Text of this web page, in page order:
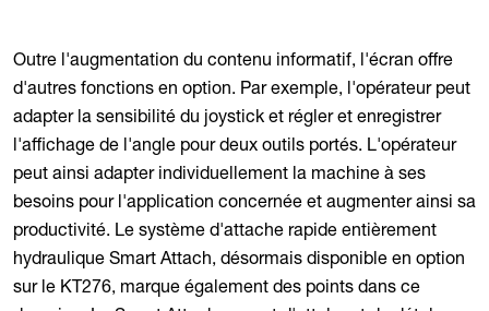
Outre l'augmentation du contenu informatif, l'écran offre
d'autres fonctions en option. Par exemple, l'opérateur peut
adapter la sensibilité du joystick et régler et enregistrer
l'affichage de l'angle pour deux outils portés. L'opérateur
peut ainsi adapter individuellement la machine à ses
besoins pour l'application concernée et augmenter ainsi sa
productivité. Le système d'attache rapide entièrement
hydraulique Smart Attach, désormais disponible en option
sur le KT276, marque également des points dans ce